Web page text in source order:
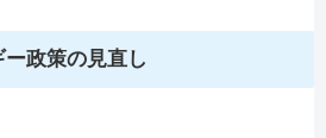
政策の見直し